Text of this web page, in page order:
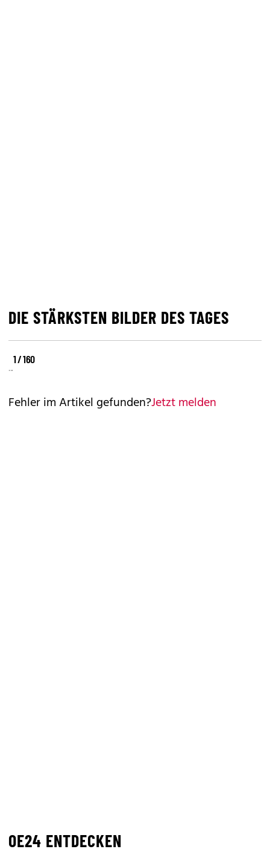
DIE STÄRKSTEN BILDER DES TAGES
1 / 160
©
REUTERS
©
REUTERS
©
REUTERS
Fehler im Artikel gefunden?Jetzt melden
OE24 ENTDECKEN